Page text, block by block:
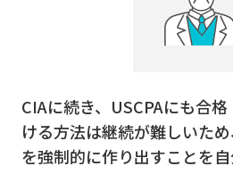
CIAに続き、USCPAにも合
ける方法は継続が難しいた
を強制的に作り出すことを自